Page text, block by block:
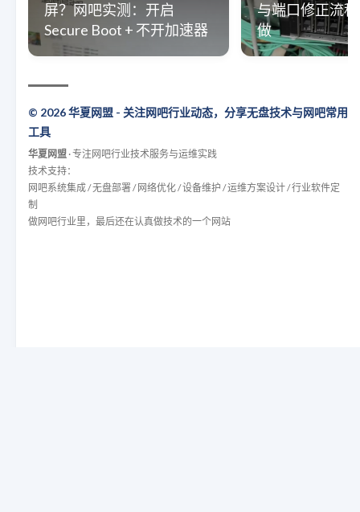
屏？网吧实测：开启
Secure Boot + 不开加速器
与端口修正流
做
© 2026 华夏网盟 - 关注网吧行业动态，分享无盘技术与网吧常用
工具
华夏网盟 · 专注网吧行业技术服务与运维实践
技术支持：
网吧系统集成 / 无盘部署 / 网络优化 / 设备维护 / 运维方案设计 / 行业软件定
制
做网吧行业里，最后还在认真做技术的一个网站